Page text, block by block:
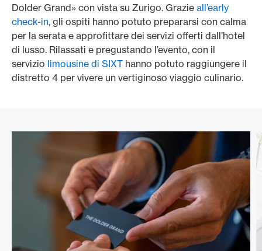
Dolder Grand» con vista su Zurigo. Grazie all’early
check-in, gli ospiti hanno potuto prepararsi con calma
per la serata e approfittare dei servizi offerti dall’hotel
di lusso. Rilassati e pregustando l’evento, con il
servizio limousine di SIXT hanno potuto raggiungere il
distretto 4 per vivere un vertiginoso viaggio culinario.